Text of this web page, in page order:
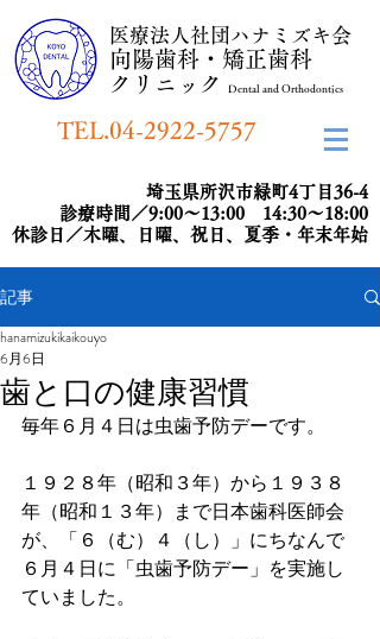
​医療法人社団ハナミズキ会
向陽歯科・矯正歯科
​クリニック
Dental and Orthodontics
TEL.04-2922-5757
埼玉県所沢市緑町4丁目36-4
診療時間／9:00～13:00 14:30～18:00
​休診日／木曜、日曜、祝日、夏季・年末年始
記事
歯と口の健康習慣
hanamizukikaikouyo
6月6日
毎年６月４日は虫歯予防デーです。
１９２８年（昭和３年）から１９３８
年（昭和１３年）まで日本歯科医師会
が、「６（む）４（し）」にちなんで
６月４日に「虫歯予防デー」を実施し
ていました。